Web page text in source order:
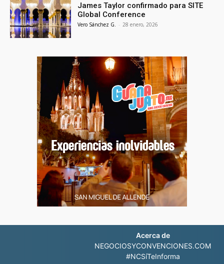
James Taylor confirmado para SITE
Global Conference
Vero Sánchez G. - 28 enero, 2026
Acerca de
NEGOCIOSYCONVENCIONES.COM
#NCSíTeInforma